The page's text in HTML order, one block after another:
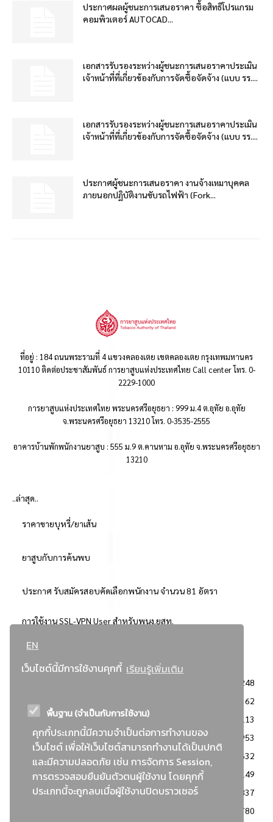
EN
เว็บไซต์นี้มีการใช้งานคุกกี้ เรียนรู้เพิ่มเติม
พื้นฐาน (จำเป็นกับการใช้งาน)
คุกกี้ประเภทนี้มีความจำเป็นต่อการทำงานของ
เว็บไซต์ เพื่อให้เว็บไซต์สามารถทำงานได้เป็นปกติ
และมีความปลอดภัย เช่น การจัดการ Session,
การตรวจสอบยืนยันตัวตนผู้ใช้งาน โดยคุกกี้
ประเภทนี้จะถูกลบเมื่อผู้ใช้งานปิดบราวเซอร์
ประกาศผลผู้ชนะการเสนอราคา ซื้อสิทธิโปรแกรม
คอมพิวเตอร์ AUTOCAD...
เอกสารรับรองระหว่างผู้ชนะการเสนอราคาประเมิน
เจ้าหน้าที่ที่เกี่ยวข้องกับการจัดซื้อจัดจ้าง (แบบ รร....
เอกสารรับรองระหว่างผู้ชนะการเสนอราคาประเมิน
เจ้าหน้าที่ที่เกี่ยวข้องกับการจัดซื้อจัดจ้าง (แบบ รร....
ประกาศผู้ชนะการเสนอราคา งานจ้างเหมาบุคคล
ภายนอกปฏิบัติงานขับรถไฟฟ้า (Fork...
ที่อยู่ : 184 ถนนพระรามที่ 4 แขวงคลองเตย เขตคลองเตย กรุงเทพมหานคร
10110 ติดต่อประชาสัมพันธ์ การยาสูบแห่งประเทศไทย Call center โทร. 0-
2229-1000
การยาสูบแห่งประเทศไทย พระนครศรีอยุธยา : 999 ม.4 ต.อุทัย อ.อุทัย
จ.พระนครศรีอยุธยา 13210 โทร. 0-3535-2555
อาคารบ้านพักพนักงานยาสูบ : 555 ม.9 ต.คานหาม อ.อุทัย จ.พระนครศรีอยุธยา
13210
..ล่าสุด..
ราคาขายบุหรี่/ยาเส้น
ยาสูบกับการค้นพบ
ประกาศ รับสมัครสอบคัดเลือกพนักงาน จำนวน 81 อัตรา
การใช้งาน SSL-VPN User สำหรับพนง.ยสท.
..ยอดนิยม..
3248
2362
: วิธีเฉพาะเจาะจง
2113
ข่าวสาร/ประกาศ
1953
: เอกสารส่งเสริมความโปร่งใสในการจัดซื้อจัดจ้าง
1632
ข่าวสารจัดซื้อจัดจ้าง
1149
: แผนการจัดซื้อจัดจ้าง
837
780